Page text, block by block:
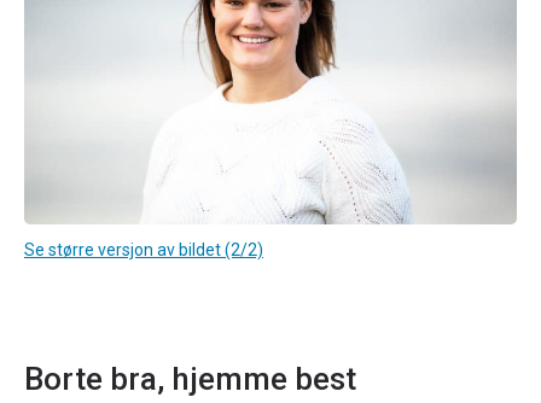
Se større versjon av bildet (2/2)
Borte bra, hjemme best